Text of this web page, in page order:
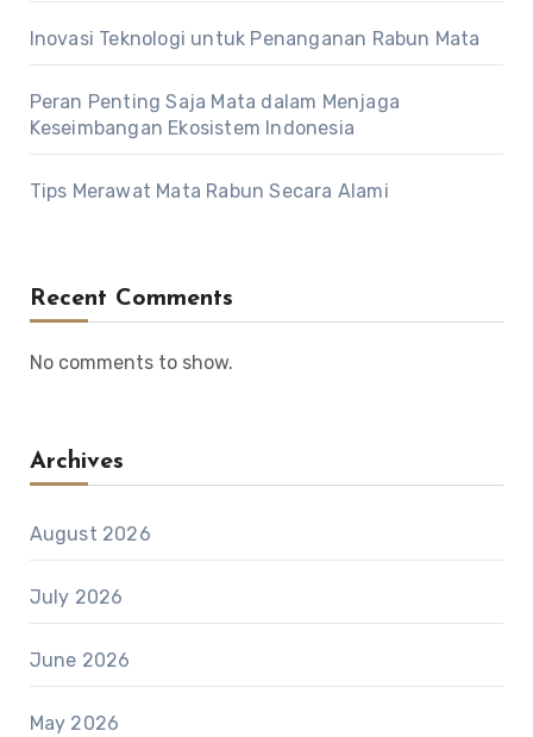
Inovasi Teknologi untuk Penanganan Rabun Mata
Peran Penting Saja Mata dalam Menjaga
Keseimbangan Ekosistem Indonesia
Tips Merawat Mata Rabun Secara Alami
Recent Comments
No comments to show.
Archives
August 2026
July 2026
June 2026
May 2026